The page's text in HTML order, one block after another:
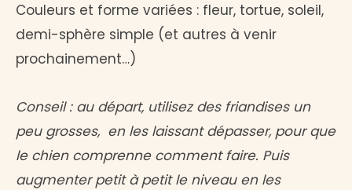
Couleurs et forme variées : fleur, tortue, soleil,
demi-sphère simple (et autres à venir
prochainement…)
Conseil : au départ, utilisez des friandises un
peu grosses, en les laissant dépasser, pour que
le chien comprenne comment faire. Puis
augmenter petit à petit le niveau en les